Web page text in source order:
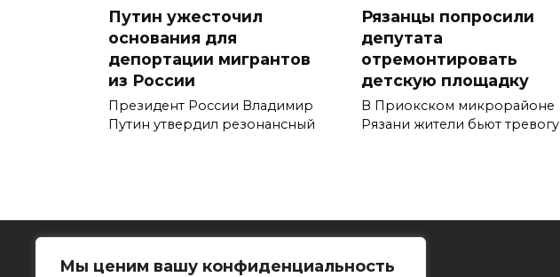
Мы ценим вашу конфиденциальность
Путин ужесточил
основания для
депортации мигрантов
из России
Президент России Владимир
Путин утвердил резонансный
Рязанцы попросили
депутата
отремонтировать
детскую площадку
В Приокском микрорайоне
Рязани жители бьют тревогу